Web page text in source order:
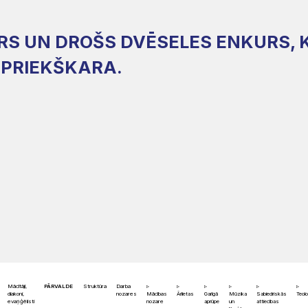
UN DROŠS DVĒSELES ENKURS,
Mācītāji,
diakoni,
evaņģēlisti
PĀRVALDE Struktūra
Darba
nozares
Mācības
nozare
Ārlietas
Garīgā
aprūpe
Mūzika
un
Sabiedriskās
attiecības